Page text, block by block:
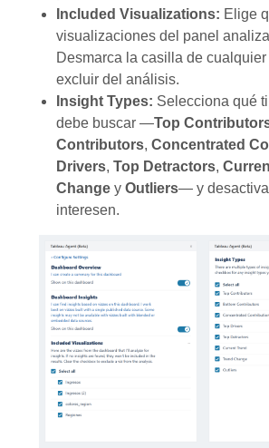
Included Visualizations: Elige
visualizaciones del panel
Desmarca la casilla de
excluir del análisis.
Insight Types: Selecciona qué
debe buscar —Top
Contributors,Concentrated
Drivers,Top Detractors,
Change yOutliers— y
interesen.